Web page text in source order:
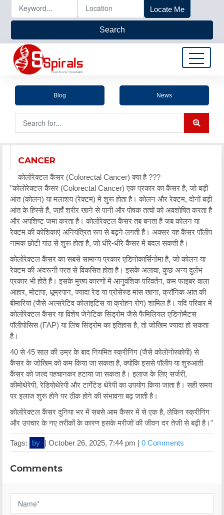
Locate Me
Search
Blog News
CANCER
कोलोरेक्टल कैंसर (Colorectal Cancer) क्या है ???
"कोलोरेक्टल कैंसर (Colorectal Cancer) एक प्रकार का कैंसर है, जो बड़ी
आंत (कोलन) या मलाशय (रेक्टम) में शुरू होता है। कोलन और रेक्टम, दोनों बड़ी
आंत के हिस्से हैं, जहाँ शरीर खाने से पानी और पोषक तत्वों को अवशोषित करता है
और अपशिष्ट जमा करता है। कोलोरेक्टल कैंसर तब बनता है जब कोलन या
रेक्टम की कोशिकाएं अनियंत्रित रूप से बढ़ने लगती हैं। अक्सर यह कैंसर पॉलीप
नामक छोटी गांठ से शुरू होता है, जो धीरे-धीरे कैंसर में बदल सकती है।
कोलोरेक्टल कैंसर का सबसे सामान्य प्रकार एडिनोकार्सिनोमा है, जो कोलन या
रेक्टम की अंदरूनी परत से विकसित होता है। इसके अलावा, कुछ अन्य दुर्लभ
प्रकार भी होते हैं। इसके मुख्य कारणों में आनुवंशिक परिवर्तन, कम फाइबर वाला
आहार, मोटापा, धूम्रपान, ज्यादा रेड या प्रोसेस्ड मांस खाना, क्रॉनिक आंत की
बीमारियां (जैसे अल्सरेटिव कोलाइटिस या क्रोहन रोग) शामिल हैं। यदि परिवार में
कोलोरेक्टल कैंसर या विशेष जेनेटिक सिंड्रोम जैसे फैमिलियल एडिनोमैटस
पॉलीपोसिस (FAP) या लिंच सिंड्रोम का इतिहास है, तो जोखिम ज्यादा हो सकता
है।
40 से 45 साल की उम्र के बाद नियमित स्क्रीनिंग (जैसे कोलोनोस्कोपी) से
कैंसर के जोखिम को कम किया जा सकता है, क्योंकि इससे पॉलीप या शुरुआती
कैंसर को जल्द पहचानकर हटाया जा सकता है। इलाज के लिए सर्जरी,
कीमोथेरेपी, रेडियोथेरेपी और टार्गेटेड थेरेपी का उपयोग किया जाता है। सही समय
पर इलाज शुरू होने पर ठीक होने की संभावना बढ़ जाती है।
कोलोरेक्टल कैंसर दुनिया भर में सबसे आम कैंसर में से एक है, लेकिन स्क्रीनिंग
और उपचार के नए तरीकों के कारण इसके मरीजों की जीवन दर तेजी से बढ़ी है।"
Tags: by | October 26, 2025, 7:44 pm | 0 Comments
Comments